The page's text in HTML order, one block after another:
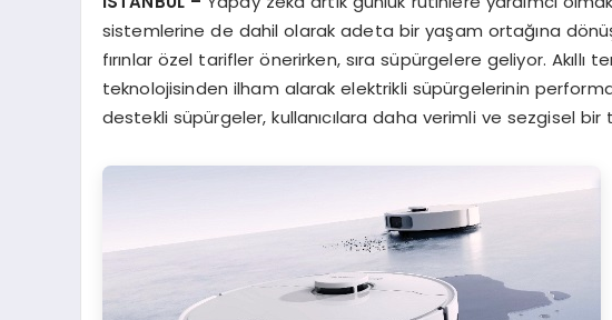
sistemlerine de dahil olarak adeta bir yaşam ortağına
fırınlar özel tarifler önerirken, sıra süpürgelere geliyor.
teknolojisinden ilham alarak elektrikli süpürgelerinin
destekli süpürgeler, kullanıcılara daha verimli ve sezgisel